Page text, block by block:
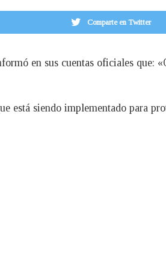
Comparte en Twitter
en sus cuentas oficiales que:
está siendo implementado para